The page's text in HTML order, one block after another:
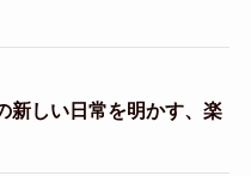
新しい日常を明かす、楽